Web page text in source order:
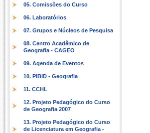
05. Comissões do Curso
06. Laboratórios
07. Grupos e Núcleos de Pesquisa
08. Centro Acadêmico de
Geografia - CAGEO
09. Agenda de Eventos
10. PIBID - Geografia
11. CCHL
12. Projeto Pedagógico do Curso
de Geografia 2007
13. Projeto Pedagógico do Curso
de Licenciatura em Geografia -